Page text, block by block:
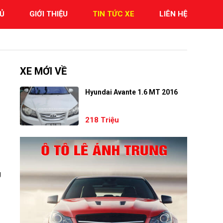
GIỚI THIỆU TIN TỨC XE LIÊN HỆ
XE MỚI VỀ
Hyundai Avante 1.6 MT 2016
218 Triệu